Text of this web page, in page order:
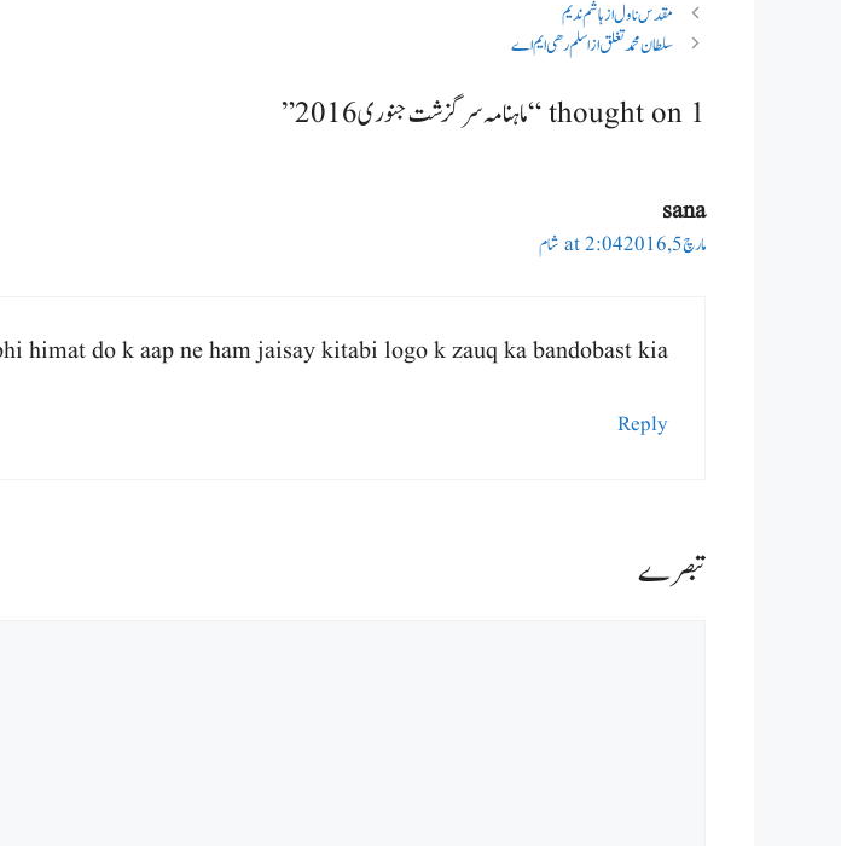
مقدس ناول از ہاشم ندیم
سلطان محمد تغلق از اسلم رھی ایم اے
1 thought on “ماہنامہ سرگزشت جنوری 2016”
sana
مارچ 5, 2016 at 2:04 شام
himat do k aap ne ham jaisay kitabi logo k zauq ka bandobast kia
Reply